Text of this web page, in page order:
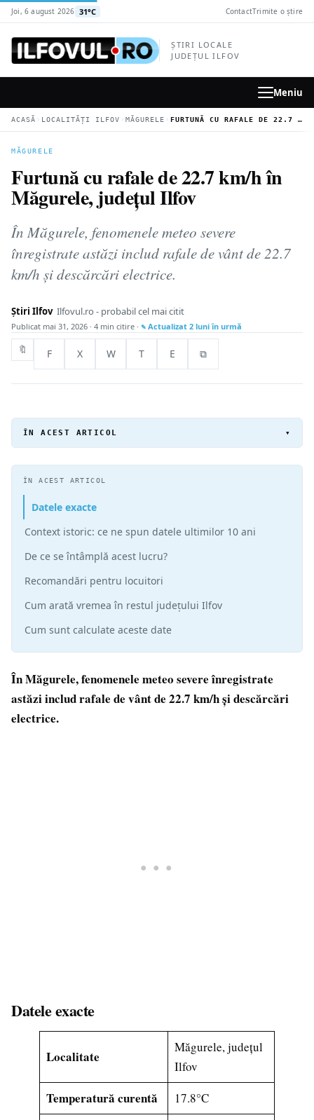
conținutul
Joi, 6 august 2026 31°C ContactTrimite o știre
ȘTIRI LOCALE
JUDEȚUL ILFOV
Meniu
ACASĂ › LOCALITĂȚI ILFOV › MĂGURELE › FURTUNĂ CU RAFALE DE 22.7 KM/H ÎN MĂGURELE, JUDEȚUL ILFOV
MĂGURELE
Furtună cu rafale de 22.7 km/h în
Măgurele, județul Ilfov
În Măgurele, fenomenele meteo severe
înregistrate astăzi includ rafale de vânt de 22.7
km/h și descărcări electrice.
Știri Ilfov Ilfovul.ro - probabil cel mai citit
Publicat mai 31, 2026 · 4 min citire · Actualizat 2 luni în urmă
🔖 F X W T E ⧉
ÎN ACEST ARTICOL ▾
În Măgurele, fenomenele meteo severe înregistrate
astăzi includ rafale de vânt de 22.7 km/h și descărcări
electrice.
Datele exacte
Localitate
Măgurele, județul
Ilfov
Temperatură curentă 17.8°C
ÎN ACEST ARTICOL
Datele exacte
Context istoric: ce ne spun datele ultimilor 10 ani
De ce se întâmplă acest lucru?
Recomandări pentru locuitori
Cum arată vremea în restul județului Ilfov
Cum sunt calculate aceste date